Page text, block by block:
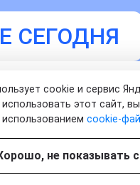
СЕГОДНЯ
cookie и сервис
этот сайт,
использованием cookie-
не показывать